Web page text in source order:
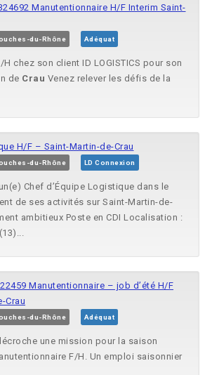
Manutentionnaire H/F Interim Saint-
du-Rhône Adéquat
chez son client ID LOGISTICS pour son
de Crau Venez relever les défis de la
H/F – Saint-Martin-de-Crau
du-Rhône LD Connexion
Chef d’Équipe Logistique dans le
de ses activités sur Saint-Martin-de-
ambitieux Poste en CDI Localisation :
(13)...
Manutentionnaire – job d’été H/F
Crau
du-Rhône Adéquat
une mission pour la saison
F/H. Un emploi saisonnier